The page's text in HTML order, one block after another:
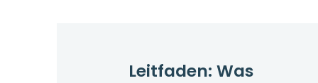
Leitfaden: Was